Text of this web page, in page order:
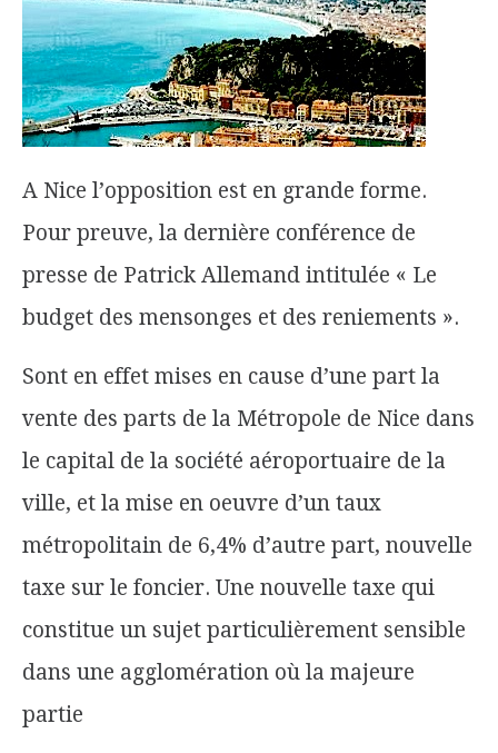
A Nice l’opposition est en grande forme.
Pour preuve, la dernière conférence de
presse de Patrick Allemand intitulée « Le
budget des mensonges et des reniements ».
Sont en effet mises en cause d’une part la
vente des parts de la Métropole de Nice dans
le capital de la société aéroportuaire de la
ville, et la mise en oeuvre d’un taux
métropolitain de 6,4% d’autre part, nouvelle
taxe sur le foncier. Une nouvelle taxe qui
constitue un sujet particulièrement sensible
dans une agglomération où la majeure
partie